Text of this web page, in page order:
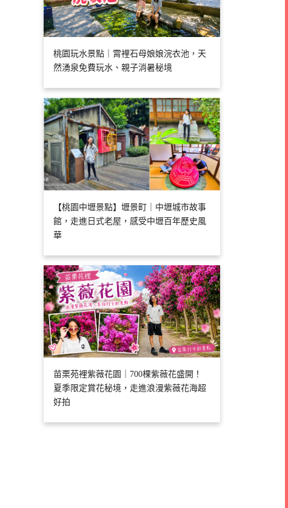
桃園玩水景點｜霄裡石母娘娘浣衣池，天
然湧泉免費玩水、親子消暑秘境
【桃園中壢景點】壢景町｜中壢城市故事
館，走進日式老屋，感受中壢百年歷史風
華
苗栗苑裡紫薇花園｜700棵紫薇花盛開！
夏季限定賞花秘境，走進浪漫紫薇花海超
好拍